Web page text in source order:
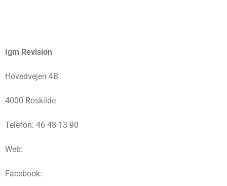
Igm Revision
Hovedvejen 4B
4000 Roskilde
Telefon: 46 48 13 90
Web:
Facebook: